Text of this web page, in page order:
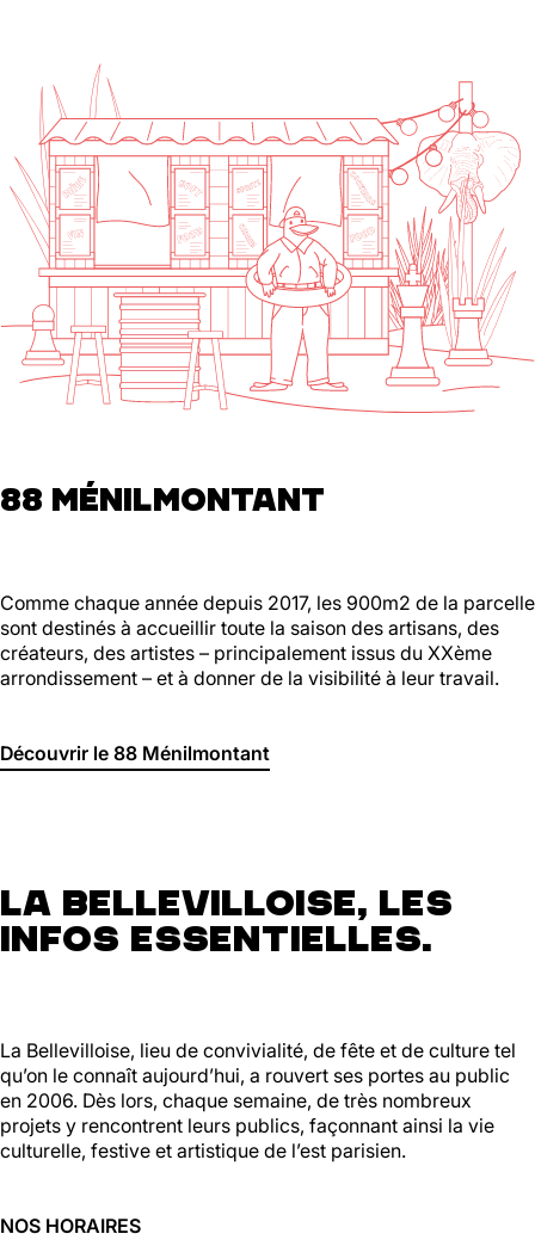
88 MÉNILMONTANT
Comme chaque année depuis 2017, les 900m2 de la parcelle
sont destinés à accueillir toute la saison des artisans, des
créateurs, des artistes – principalement issus du XXème
arrondissement – et à donner de la visibilité à leur travail.
Découvrir le 88 Ménilmontant
La Bellevilloise, les
infos essentielles.
La Bellevilloise, lieu de convivialité, de fête et de culture tel
qu’on le connaît aujourd’hui, a rouvert ses portes au public
en 2006. Dès lors, chaque semaine, de très nombreux
projets y rencontrent leurs publics, façonnant ainsi la vie
culturelle, festive et artistique de l’est parisien.
NOS HORAIRES